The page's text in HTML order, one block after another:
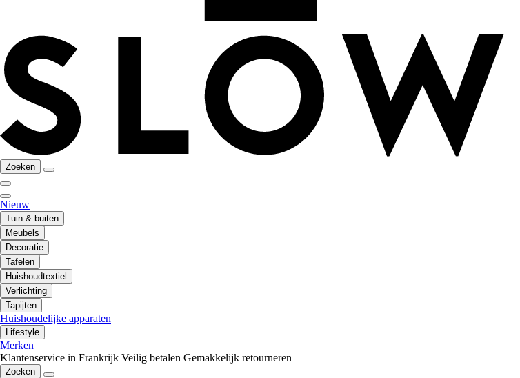
Zoeken
Nieuw
Tuin & buiten
Meubels
Decoratie
Tafelen
Huishoudtextiel
Verlichting
Tapijten
Huishoudelijke apparaten
Lifestyle
Merken
Klantenservice in Frankrijk Veilig betalen Gemakkelijk retourneren
Zoeken